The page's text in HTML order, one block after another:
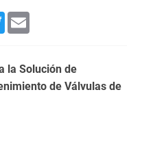
Twitter
la Solución de
de Válvulas de